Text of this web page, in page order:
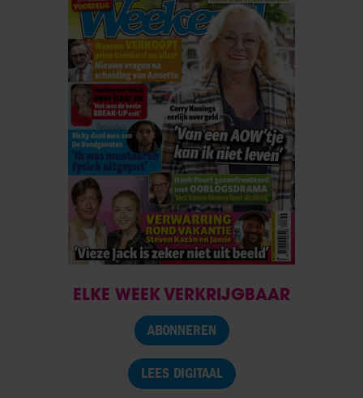
ELKE WEEK VERKRIJGBAAR
ABONNEREN
LEES DIGITAAL